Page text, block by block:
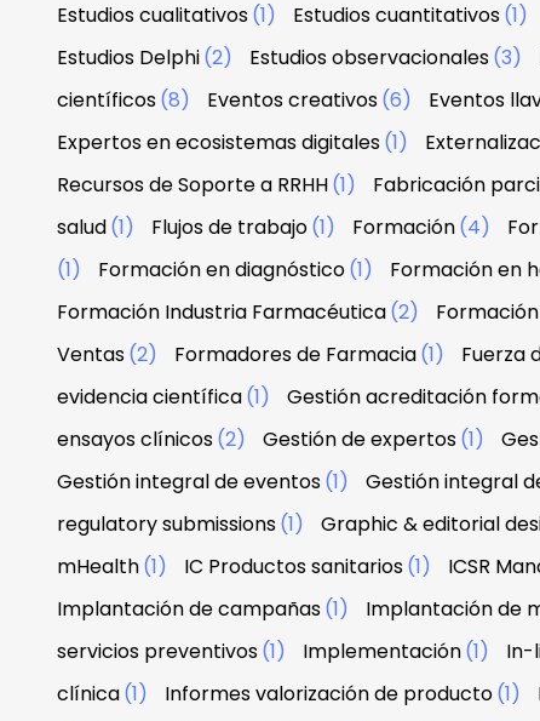
Estudios cualitativos(1) Estudios cuantitativos(1)
Estudios Delphi(2) Estudios observacionales(3)
científicos(8) Eventos creativos(6) Eventos
Expertos en ecosistemas digitales(1)
Recursos de Soporte a RRHH(1) Fabricación
salud(1) Flujos de trabajo(1) Formación(4)
(1)
Formación en diagnóstico(1) Formación en
Formación Industria Farmacéutica(2)
Ventas(2) Formadores de Farmacia(1) Fuerza
evidencia científica(1) Gestión acreditación
ensayos clínicos(2) Gestión de expertos(1)
Gestión integral de eventos(1) Gestión integral
regulatory submissions(1) Graphic & editorial
mHealth(1) IC Productos sanitarios(1) ICSR
Implantación de campañas(1) Implantación de
servicios preventivos(1) Implementación(1) In-
clínica(1) Informes valorización de producto(1)